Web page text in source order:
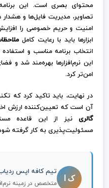
محتوای بصری است. این
تصاویر، مدیریت فایل‌ها و
امنیت و حریم خصوصی را
ابزارها باید با رعایت کامل
انتخاب برنامه مناسب و
این نرم‌افزارها بهره‌مند شد و
امن‌تر کرد.
در نهایت، باید تاکید کرد که
آن است که تعیین‌کننده ارزش
گالری نیز از این قاعده
مسئولیت‌پذیری به کار گرفته
ک ا
تیم کافه اپس
متخصص در زمینه